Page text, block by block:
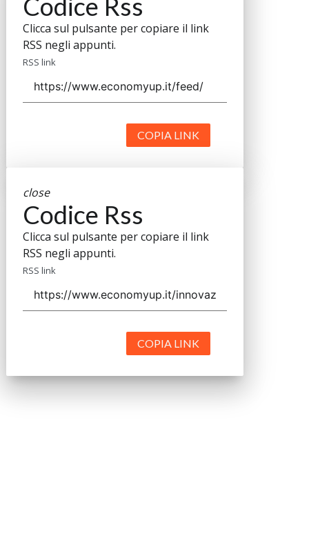
Codice Rss
Clicca sul pulsante per copiare il link
RSS negli appunti.
RSS link
COPIA LINK
close
Codice Rss
Clicca sul pulsante per copiare il link
RSS negli appunti.
RSS link
COPIA LINK